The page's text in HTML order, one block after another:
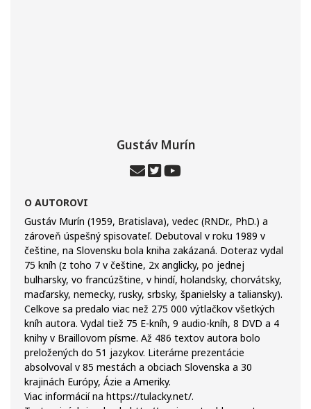
Gustáv Murín
O AUTOROVI
Gustáv Murín (1959, Bratislava), vedec (RNDr., PhD.) a
zároveň úspešný spisovateľ. Debutoval v roku 1989 v
češtine, na Slovensku bola kniha zakázaná. Doteraz vydal
75 kníh (z toho 7 v češtine, 2x anglicky, po jednej
bulharsky, vo francúzštine, v hindí, holandsky, chorvátsky,
maďarsky, nemecky, rusky, srbsky, španielsky a taliansky).
Celkove sa predalo viac než 275 000 výtlačkov všetkých
kníh autora. Vydal tiež 75 E-kníh, 9 audio-kníh, 8 DVD a 4
knihy v Braillovom písme. Až 486 textov autora bolo
preložených do 51 jazykov. Literárne prezentácie
absolvoval v 85 mestách a obciach Slovenska a 30
krajinách Európy, Ázie a Ameriky.
Viac informácií na https://tulacky.net/.